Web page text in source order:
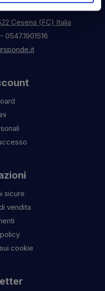
Cesena (FC) Italia
- 0547.1901516
sicure
vendita
cookie